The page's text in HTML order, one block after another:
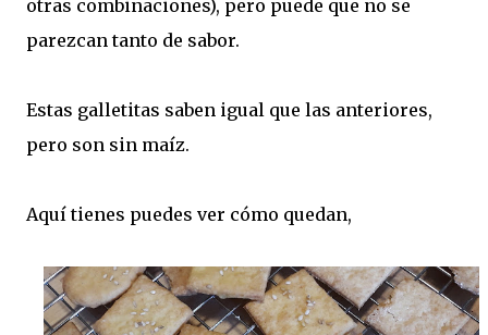
otras combinaciones), pero puede que no se
parezcan tanto de sabor.
Estas galletitas saben igual que las anteriores,
pero son sin maíz.
Aquí tienes puedes ver cómo quedan,